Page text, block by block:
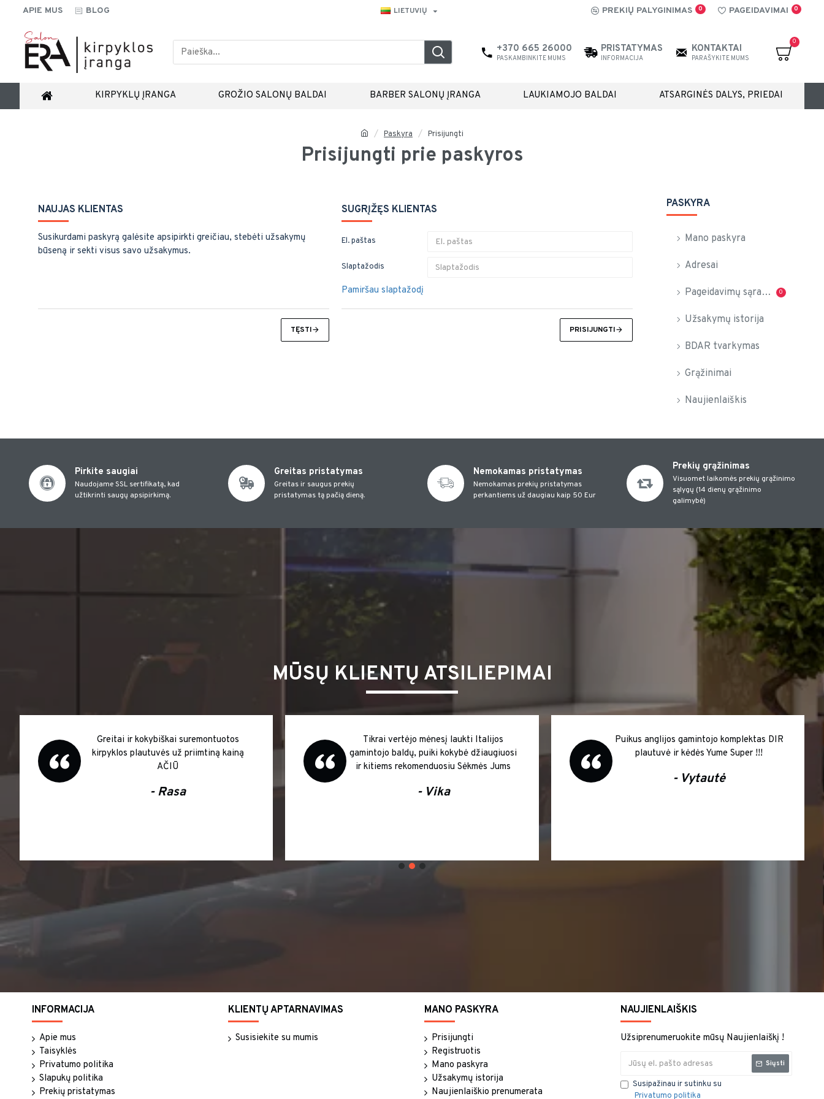
APIE MUS BLOG LIETUVIŲ PREKIŲ PALYGINIMAS 0 PAGEIDAVIMAI 0
+370 665 26000
PASKAMBINKITE MUMS
PRISTATYMAS
INFORMACIJA
KONTAKTAI
PARAŠYKITE MUMS
0
KIRPYKLŲ ĮRANGA GROŽIO SALONŲ BALDAI BARBER SALONŲ ĮRANGA LAUKIAMOJO BALDAI ATSARGINĖS DALYS, PRIEDAI
Paskyra Prisijungti
Prisijungti prie paskyros
NAUJAS KLIENTAS
Susikurdami paskyrą galėsite apsipirkti greičiau, stebėti užsakymų
būseną ir sekti visus savo užsakymus.
TĘSTI
SUGRĮŽĘS KLIENTAS
El. paštas
Slaptažodis
Pamiršau slaptažodį
PRISIJUNGTI
PASKYRA
Mano paskyra
Adresai
Pageidavimų sąrašas 0
Užsakymų istorija
BDAR tvarkymas
Grąžinimai
Naujienlaiškis
Pirkite saugiai
Naudojame SSL sertifikatą, kad
užtikrinti saugų apsipirkimą.
Greitas pristatymas
Greitas ir saugus prekių
pristatymas tą pačią dieną.
Nemokamas pristatymas
Nemokamas prekių pristatymas
perkantiems už daugiau kaip 50 Eur
Prekių grąžinimas
Visuomet laikomės prekių grąžinimo
sąlygų (14 dienų grąžinimo
galimybė)
MŪSŲ KLIENTŲ ATSILIEPIMAI
Greitai ir kokybiškai suremontuotos
kirpyklos plautuvės už priimtiną kainą
AČIŪ
- Rasa
Tikrai vertėjo mėnesį laukti Italijos
gamintojo baldų, puiki kokybė džiaugiuosi
ir kitiems rekomenduosiu Sėkmės Jums
- Vika
Puikus anglijos gamintojo komplektas DIR
plautuvė ir kėdės Yume Super !!!
- Vytautė
INFORMACIJA
Apie mus
Taisyklės
Privatumo politika
Slapukų politika
Prekių pristatymas
KLIENTŲ APTARNAVIMAS
Susisiekite su mumis
MANO PASKYRA
Prisijungti
Registruotis
Mano paskyra
Užsakymų istorija
Naujienlaiškio prenumerata
NAUJIENLAIŠKIS
Užsiprenumeruokite mūsų Naujienlaiškį !
Siųsti
Susipažinau ir sutinku su
Privatumo politika